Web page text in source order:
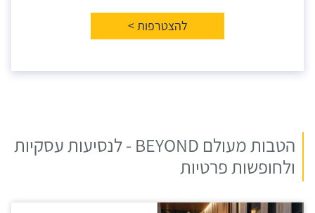
להצטרפות >
הטבות מעולם BEYOND - לנסיעות עסקיות
ולחופשות פרטיות